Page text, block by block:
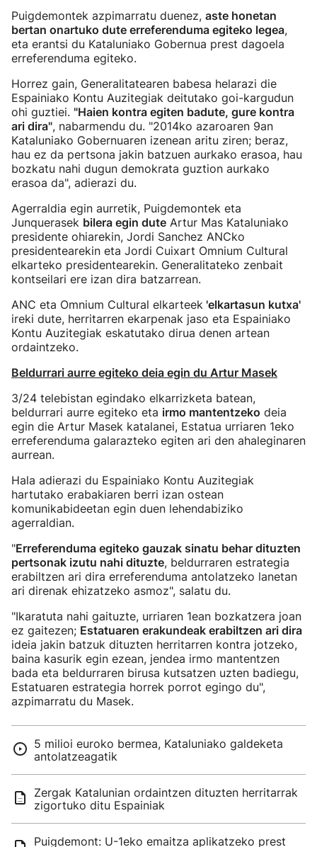
Puigdemontek azpimarratu duenez, aste honetan
bertan onartuko dute erreferenduma egiteko legea,
eta erantsi du Kataluniako Gobernua prest dagoela
erreferenduma egiteko.
Horrez gain, Generalitatearen babesa helarazi die
Espainiako Kontu Auzitegiak deitutako goi-kargudun
ohi guztiei. "Haien kontra egiten badute, gure kontra
ari dira", nabarmendu du. "2014ko azaroaren 9an
Kataluniako Gobernuaren izenean aritu ziren; beraz,
hau ez da pertsona jakin batzuen aurkako erasoa, hau
bozkatu nahi dugun demokrata guztion aurkako
erasoa da", adierazi du.
Agerraldia egin aurretik, Puigdemontek eta
Junquerasek bilera egin dute Artur Mas Kataluniako
presidente ohiarekin, Jordi Sanchez ANCko
presidentearekin eta Jordi Cuixart Omnium Cultural
elkarteko presidentearekin. Generalitateko zenbait
kontseilari ere izan dira batzarrean.
ANC eta Omnium Cultural elkarteek 'elkartasun kutxa'
ireki dute, herritarren ekarpenak jaso eta Espainiako
Kontu Auzitegiak eskatutako dirua denen artean
ordaintzeko.
Beldurrari aurre egiteko deia egin du Artur Masek
3/24 telebistan egindako elkarrizketa batean,
beldurrari aurre egiteko eta irmo mantentzeko deia
egin die Artur Masek katalanei, Estatua urriaren 1eko
erreferenduma galarazteko egiten ari den ahaleginaren
aurrean.
Hala adierazi du Espainiako Kontu Auzitegiak
hartutako erabakiaren berri izan ostean
komunikabideetan egin duen lehendabiziko
agerraldian.
"Erreferenduma egiteko gauzak sinatu behar dituzten
pertsonak izutu nahi dituzte, beldurraren estrategia
erabiltzen ari dira erreferenduma antolatzeko lanetan
ari direnak ehizatzeko asmoz", salatu du.
"Ikaratuta nahi gaituzte, urriaren 1ean bozkatzera joan
ez gaitezen; Estatuaren erakundeak erabiltzen ari dira
ideia jakin batzuk dituzten herritarren kontra jotzeko,
baina kasurik egin ezean, jendea irmo mantentzen
bada eta beldurraren birusa kutsatzen uzten badiegu,
Estatuaren estrategia horrek porrot egingo du",
azpimarratu du Masek.
5 milioi euroko bermea, Kataluniako galdeketa
antolatzeagatik
Zergak Katalunian ordaintzen dituzten herritarrak
zigortuko ditu Espainiak
Puigdemont: U-1eko emaitza aplikatzeko prest